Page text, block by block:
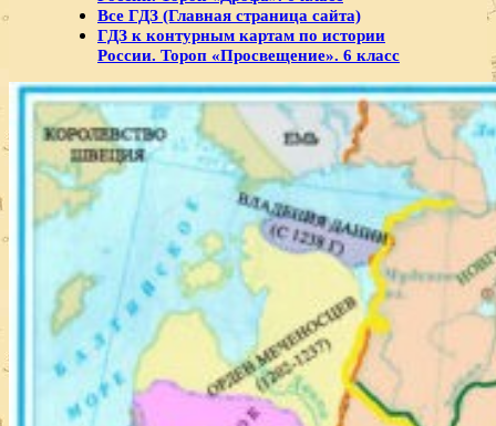
Все ГДЗ (Главная страница сайта)
ГДЗ к контурным картам по истории
России. Тороп «Просвещение». 6 класс